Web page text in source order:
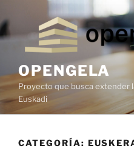
OPENGELA
Proyecto que busca extender
Euskadi
CATEGORÍA: